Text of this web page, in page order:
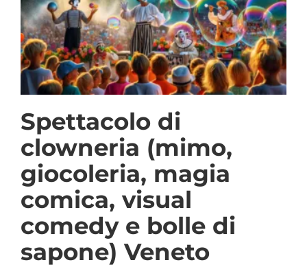
Spettacolo di
clowneria (mimo,
giocoleria, magia
comica, visual
comedy e bolle di
sapone) Veneto